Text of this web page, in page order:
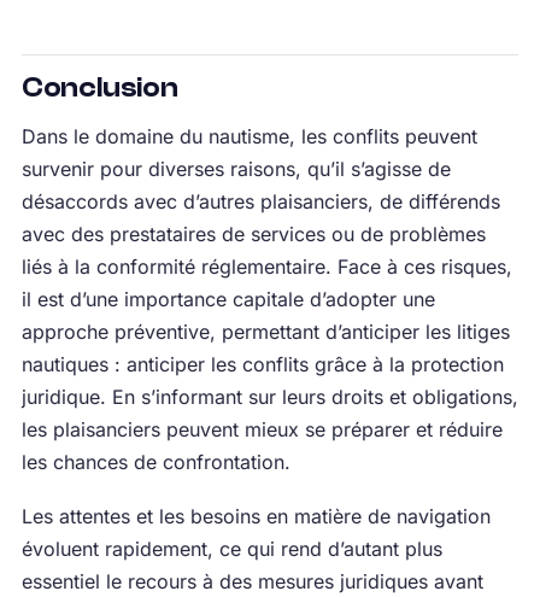
Conclusion
Dans le domaine du nautisme, les conflits peuvent
survenir pour diverses raisons, qu’il s’agisse de
désaccords avec d’autres plaisanciers, de différends
avec des prestataires de services ou de problèmes
liés à la conformité réglementaire. Face à ces risques,
il est d’une importance capitale d’adopter une
approche préventive, permettant d’anticiper les litiges
nautiques : anticiper les conflits grâce à la protection
juridique. En s’informant sur leurs droits et obligations,
les plaisanciers peuvent mieux se préparer et réduire
les chances de confrontation.
Les attentes et les besoins en matière de navigation
évoluent rapidement, ce qui rend d’autant plus
essentiel le recours à des mesures juridiques avant